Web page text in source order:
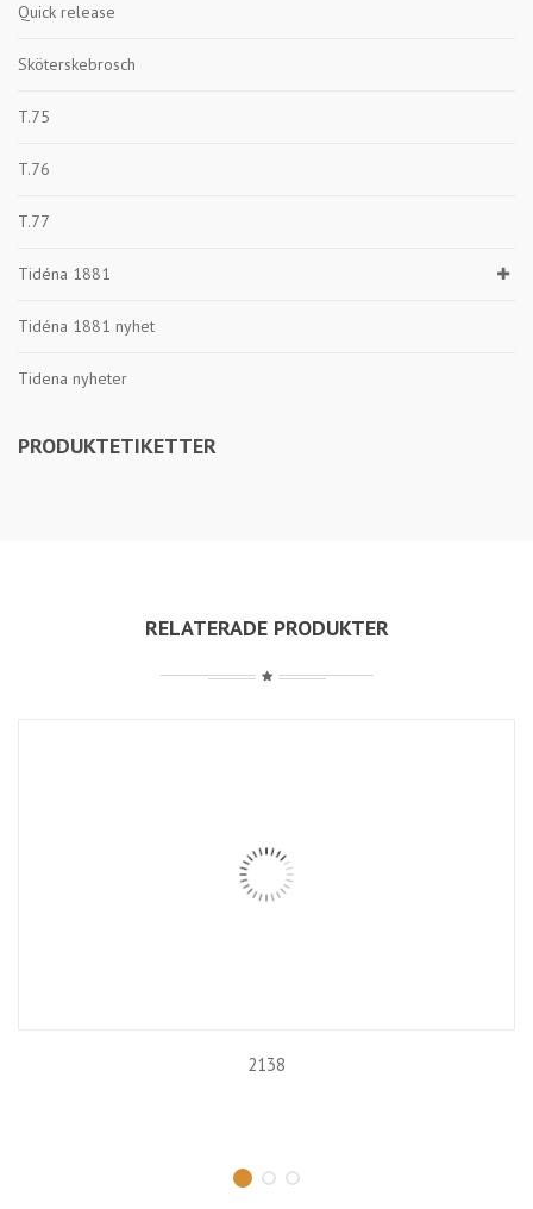
Quick release
Sköterskebrosch
T.75
T.76
T.77
Tidéna 1881
Tidéna 1881 nyhet
Tidena nyheter
PRODUKTETIKETTER
RELATERADE PRODUKTER
2138